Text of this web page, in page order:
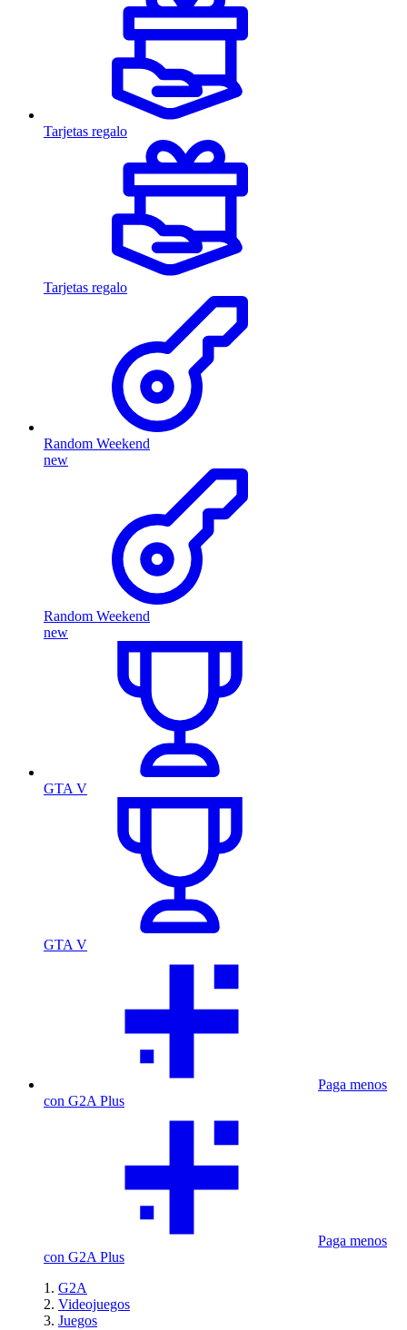
Tarjetas regalo
Tarjetas regalo
Random Weekend
new
Random Weekend
new
GTA V
GTA V
Paga menos
con G2A Plus
Paga menos
con G2A Plus
G2A
Videojuegos
Juegos